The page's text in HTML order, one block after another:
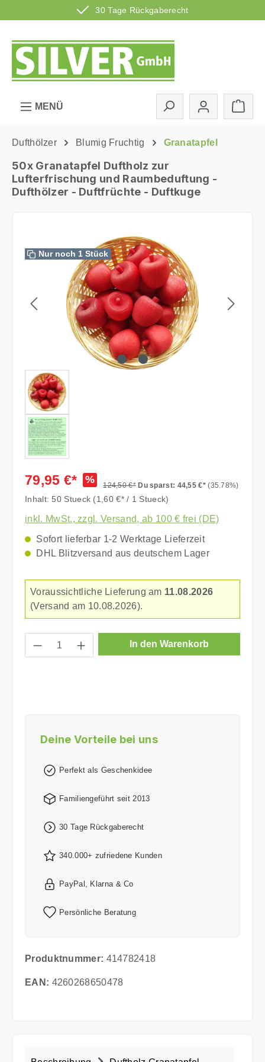
30 Tage Rückgaberecht
Zum Hauptinhalt springen
MENÜ
Dufthölzer Blumig Fruchtig Granatapfel
50x Granatapfel Duftholz zur
Lufterfrischung und Raumbeduftung -
Dufthölzer - Duftfrüchte - Duftkuge
Bildergalerie überspringen
Nur noch 1 Stück
79,95 €* % 124,50 €* Du sparst: 44,55 €*(35.78%)
Inhalt: 50 Stueck (1,60 €* / 1 Stueck)
inkl. MwSt., zzgl. Versand, ab 100 € frei (DE)
Sofort lieferbar 1-2 Werktage Lieferzeit
DHL Blitzversand aus deutschem Lager
Voraussichtliche Lieferung am 11.08.2026
(Versand am 10.08.2026).
Produkt Anzahl: Gib den gewünschten
In den Warenkorb
Deine Vorteile bei uns
Perfekt als Geschenkidee
Familiengeführt seit 2013
30 Tage Rückgaberecht
340.000+ zufriedene Kunden
PayPal, Klarna & Co
Persönliche Beratung
Produktnummer: 414782418
EAN: 4260268650478